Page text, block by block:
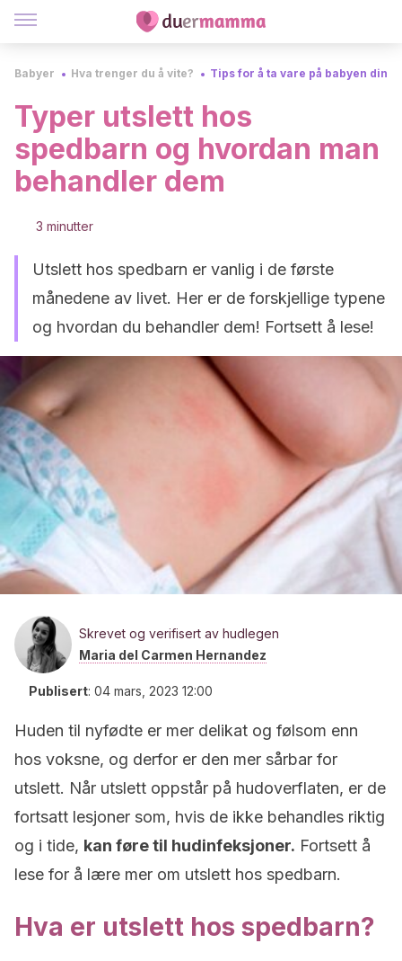
Babyer Hva trenger du å vite? Tips for å ta vare på babyen din
Typer utslett hos
spedbarn og hvordan man
behandler dem
3 minutter
Utslett hos spedbarn er vanlig i de første
månedene av livet. Her er de forskjellige typene
og hvordan du behandler dem! Fortsett å lese!
Skrevet og verifisert av hudlegen
Maria del Carmen Hernandez
Publisert: 04 mars, 2023 12:00
Huden til nyfødte er mer delikat og følsom enn
hos voksne, og derfor er den mer sårbar for
utslett. Når utslett oppstår på hudoverflaten, er de
fortsatt lesjoner som, hvis de ikke behandles riktig
og i tide, kan føre til hudinfeksjoner. Fortsett å
lese for å lære mer om utslett hos spedbarn.
Hva er utslett hos spedbarn?